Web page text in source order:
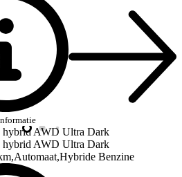
hybrid AWD Ultra Dark
Automaat Hybride Benzine
hybrid AWD Ultra Dark